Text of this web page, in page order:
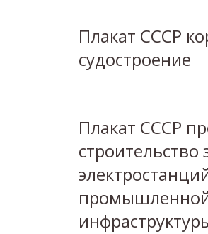
Плакат СССР
судостроение
Плакат СССР
строительство